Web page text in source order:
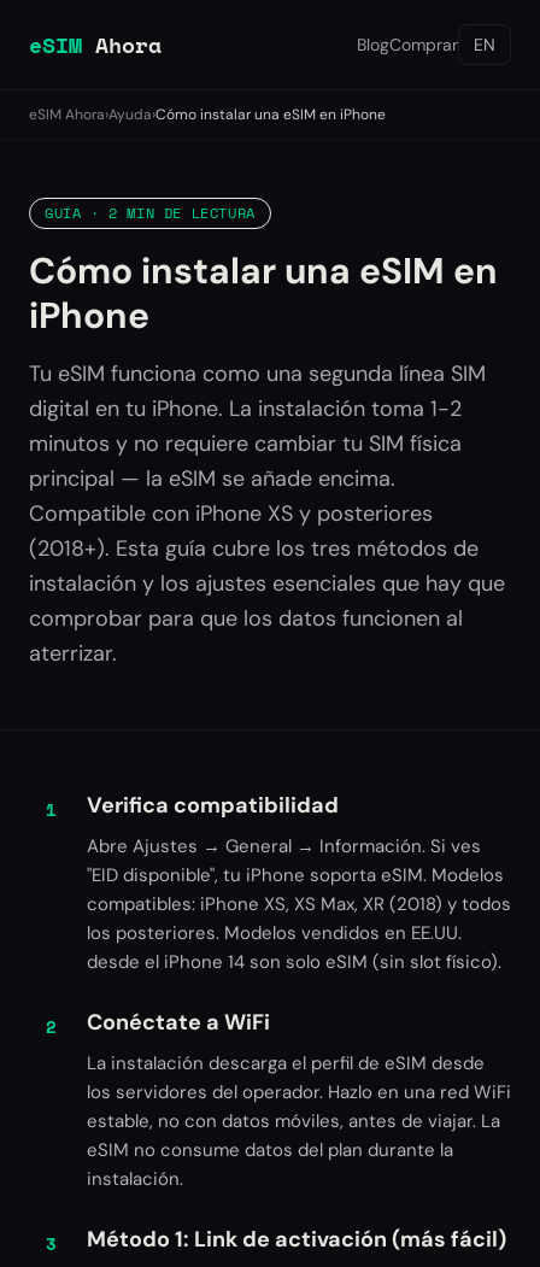
eSIM Ahora BlogComprar EN
eSIM Ahora›Ayuda›Cómo instalar una eSIM en iPhone
GUÍA · 2 MIN DE LECTURA
Cómo instalar una eSIM en
iPhone
Tu eSIM funciona como una segunda línea SIM
digital en tu iPhone. La instalación toma 1-2
minutos y no requiere cambiar tu SIM física
principal — la eSIM se añade encima.
Compatible con iPhone XS y posteriores
(2018+). Esta guía cubre los tres métodos de
instalación y los ajustes esenciales que hay que
comprobar para que los datos funcionen al
aterrizar.
1 Verifica compatibilidad
Abre Ajustes → General → Información. Si ves
"EID disponible", tu iPhone soporta eSIM. Modelos
compatibles: iPhone XS, XS Max, XR (2018) y todos
los posteriores. Modelos vendidos en EE.UU.
desde el iPhone 14 son solo eSIM (sin slot físico).
2 Conéctate a WiFi
La instalación descarga el perfil de eSIM desde
los servidores del operador. Hazlo en una red WiFi
estable, no con datos móviles, antes de viajar. La
eSIM no consume datos del plan durante la
instalación.
3 Método 1: Link de activación (más fácil)